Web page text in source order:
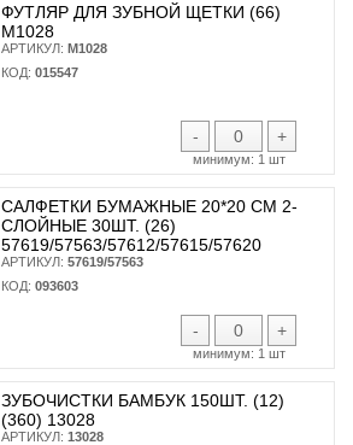
ФУТЛЯР ДЛЯ ЗУБНОЙ ЩЕТКИ (66)
М1028
АРТИКУЛ: М1028
КОД: 015547
- +
минимум: 1 шт
САЛФЕТКИ БУМАЖНЫЕ 20*20 СМ 2-
СЛОЙНЫЕ 30ШТ. (26)
57619/57563/57612/57615/57620
АРТИКУЛ: 57619/57563
КОД: 093603
- +
минимум: 1 шт
ЗУБОЧИСТКИ БАМБУК 150ШТ. (12)
(360) 13028
АРТИКУЛ: 13028